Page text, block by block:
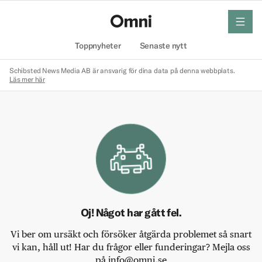
Toppnyheter Senaste nytt
meny
Schibsted News Media AB är ansvarig för dina data på denna webbplats.
Läs mer här
Oj! Något har gått fel.
Vi ber om ursäkt och försöker åtgärda problemet så snart
vi kan, håll ut! Har du frågor eller funderingar? Mejla oss